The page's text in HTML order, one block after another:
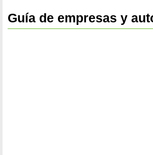
Guía de empresas y